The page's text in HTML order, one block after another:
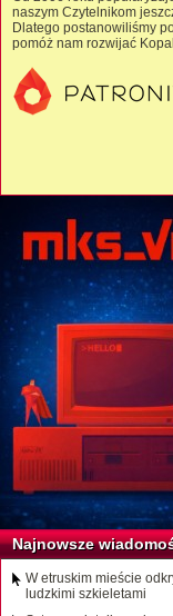
naszym Czytelnikom
Dlatego postanowiliśmy
pomóż nam rozwijać
Najnowsze
W etruskim mieście
ludzkimi szkieletami